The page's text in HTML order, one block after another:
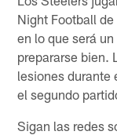
Night Football
en lo que será
prepararse bien.
lesiones durante
el segundo
Sigan las redes